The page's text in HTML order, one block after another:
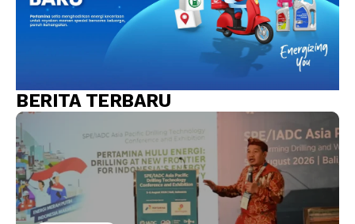
BERITA TERBARU